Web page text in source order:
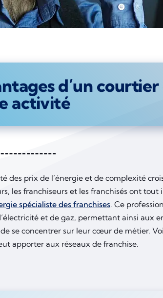
d’un
activité
des prix de l’énergie et de complexité
les franchiseurs et les franchisés ont
spécialiste des franchises. Ce
et de gaz, permettant ainsi aux
se concentrer sur leur cœur de métier.
apporter aux réseaux de franchise.